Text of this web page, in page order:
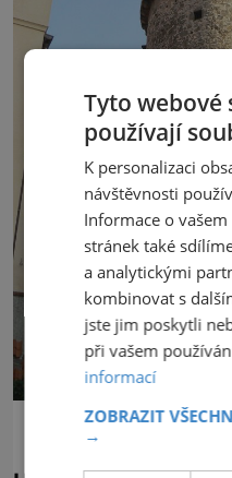
Tyto webové
používají
K personalizaci
návštěvnosti
Informace o
stránek také
a analytickými
kombinovat s
jste jim poskytli
při vašem
informací
ZOBRAZIT
→